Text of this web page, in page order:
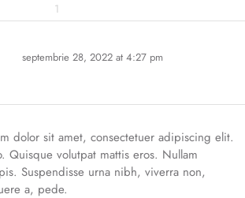
1
septembrie 28, 2022 at 4:27 pm
dolor sit amet, consectetuer adipiscing elit.
Quisque volutpat mattis eros. Nullam
Suspendisse urna nibh, viverra non,
a, pede.